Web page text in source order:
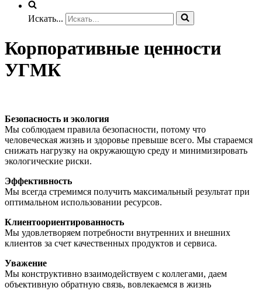
Искать...
Корпоративные ценности
УГМК
Безопасность и экология
Мы соблюдаем правила безопасности, потому что
человеческая жизнь и здоровье превыше всего. Мы стараемся
снижать нагрузку на окружающую среду и минимизировать
экологические риски.
Эффективность
Мы всегда стремимся получить максимальный результат при
оптимальном использовании ресурсов.
Клиентоориентированность
Мы удовлетворяем потребности внутренних и внешних
клиентов за счет качественных продуктов и сервиса.
Уважение
Мы конструктивно взаимодействуем с коллегами, даем
объективную обратную связь, вовлекаемся в жизнь